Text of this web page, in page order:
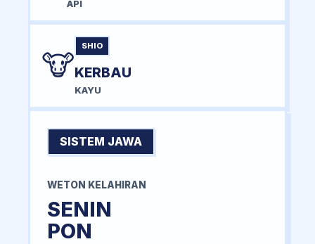
API
🐮
SHIO
KERBAU
KAYU
SISTEM JAWA
WETON KELAHIRAN
SENIN
PON